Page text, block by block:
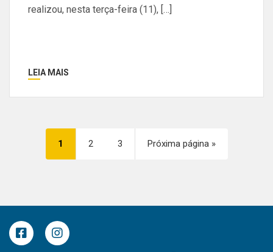
realizou, nesta terça-feira (11), […]
LEIA MAIS
1 2 3 Próxima página »